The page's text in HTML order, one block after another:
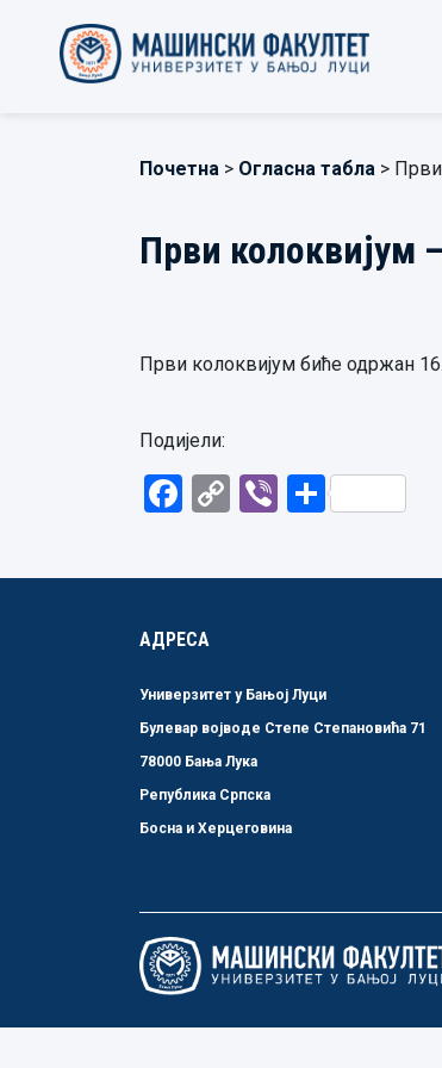
Почетна > Огласна табла >
Први колоквијум
Први колоквијум биће одржан
Подијели:
Facebook
CopyViberShare
АДРЕСА
Универзитет у Бањој Луци
Булевар војводе Степе Степановића 71
78000 Бања Лука
Република Српска
Босна и Херцеговина